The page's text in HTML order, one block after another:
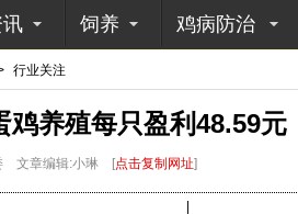
讯 饲养 鸡病防治
行业关注
鸡养殖每只盈利48.59
文章编辑:小琳 [点击复制网址]